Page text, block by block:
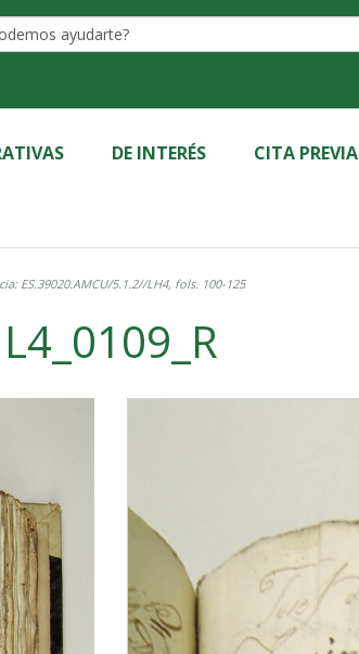
DE INTERÉS CITA PREVIA
ES.39020.AMCU/5.1.2//LH4, fols. 100-125
L4_0109_R